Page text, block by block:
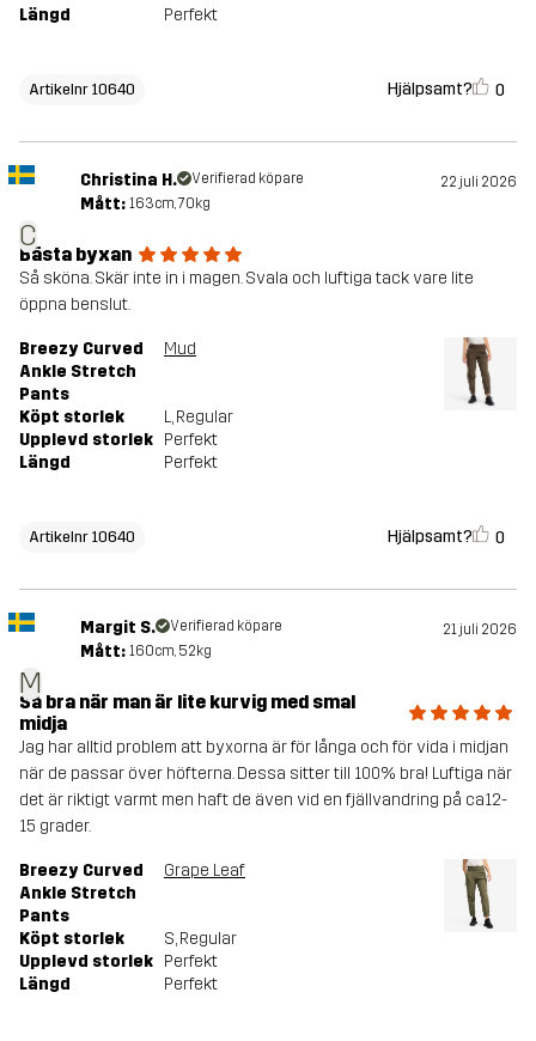
Längd
Perfekt
Artikelnr 10640 Hjälpsamt? 0
C
Christina H. Verifierad köpare 22 juli 2026
Mått: 163cm, 70kg
Bästa byxan
Så sköna. Skär inte in i magen. Svala och luftiga tack vare lite
öppna benslut.
Breezy Curved
Ankle Stretch
Pants
Mud
Köpt storlek L, Regular
Upplevd storlek Perfekt
Längd
Perfekt
Artikelnr 10640 Hjälpsamt? 0
M
Margit S. Verifierad köpare 21 juli 2026
Mått: 160cm, 52kg
Så bra när man är lite kurvig med smal
midja
Jag har alltid problem att byxorna är för långa och för vida i midjan
när de passar över höfterna. Dessa sitter till 100% bra! Luftiga när
det är riktigt varmt men haft de även vid en fjällvandring på ca12-
15 grader.
Breezy Curved
Ankle Stretch
Pants
Grape Leaf
Köpt storlek S, Regular
Upplevd storlek Perfekt
Längd
Perfekt